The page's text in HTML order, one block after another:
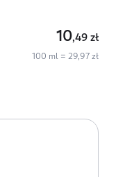
10,49 zł
100 ml = 29,97 zł